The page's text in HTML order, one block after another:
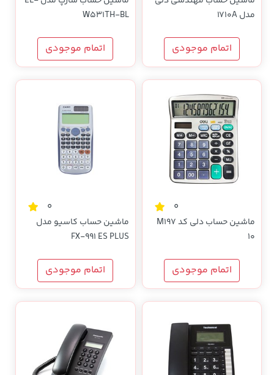
مدل 1710A
اتمام موجودی
W531TH-BL
اتمام موجودی
0
ماشین حساب دلی کد M197
10
اتمام موجودی
0
ماشین حساب کاسیو مدل
FX-991 ES PLUS
اتمام موجودی